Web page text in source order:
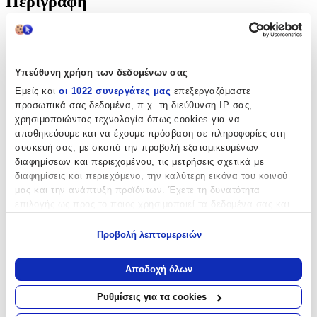
Υπεύθυνη χρήση των δεδομένων σας
Εμείς και οι 1022 συνεργάτες μας επεξεργαζόμαστε
προσωπικά σας δεδομένα, π.χ. τη διεύθυνση IP σας,
χρησιμοποιώντας τεχνολογία όπως cookies για να
αποθηκεύουμε και να έχουμε πρόσβαση σε πληροφορίες στη
συσκευή σας, με σκοπό την προβολή εξατομικευμένων
διαφημίσεων και περιεχομένου, τις μετρήσεις σχετικά με
διαφημίσεις και περιεχόμενο, την καλύτερη εικόνα του κοινού
μας και την ανάπτυξη προϊόντων. Έχετε τη δυνατότητα
Να συλλέξουμε πληροφορίες σχετικά με τη γεωγραφική
σας τοποθεσία, οι οποίες μπορεί να είναι ακριβείς σε
απόσταση μερικών μέτρων
Να αναγνωρίσουμε τη συσκευή σας σαρώνοντας ενεργά
Προβολή λεπτομερειών
Αποδοχή όλων
Ρυθμίσεις για τα cookies
Μοναδική χειροποίητη αλυσίδα μέσης της εταιρείας AMOR
AMOR από ανοξείδωτο ατσάλι με κούμπωμα ασφαλείας.
5,2 mm.
Χαρακτηριστικά
Κατασκευαστής:
Amor Amor
Χαρακτηριστικά
+
Χαρακτηριστικά
Κατασκευαστής